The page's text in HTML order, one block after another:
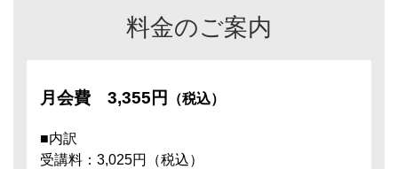
料金のご案内
月会費 3,355円 （税込）
■内訳
受講料：3,025円（税込）